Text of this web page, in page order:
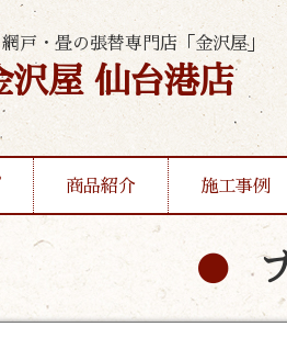
戸・畳の張替専門店「金沢屋」
沢屋 仙台港店
商品紹介 施工事例